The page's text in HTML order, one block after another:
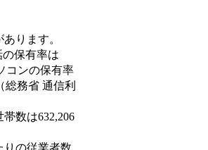
ります。
保有率は
コンの保有率
総務省 通信利
数は632,206
りの従業者数